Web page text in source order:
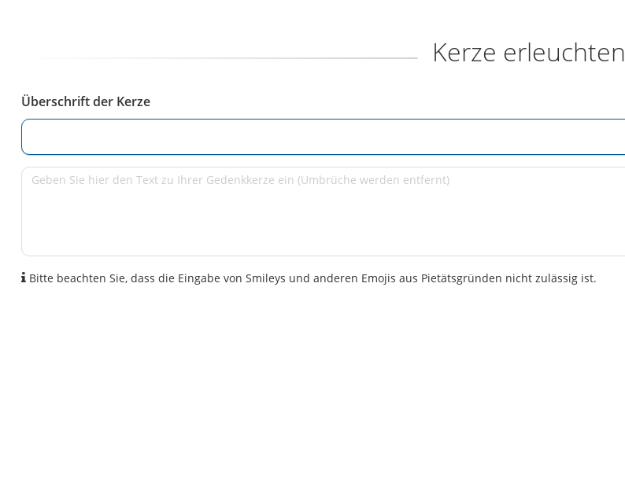
Kerze erleuchten
Überschrift der Kerze
Bitte beachten Sie, dass die Eingabe von Smileys und anderen Emojis aus Pietätsgründen nicht zulässig ist.